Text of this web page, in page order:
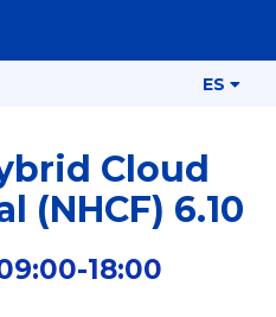
ES
Cloud
(NHCF) 6.10
18:00